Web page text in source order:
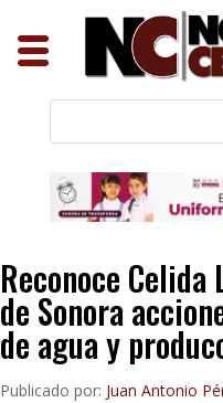
Reconoce Celida
de Sonora
de agua y
Publicado por: Juan Antonio